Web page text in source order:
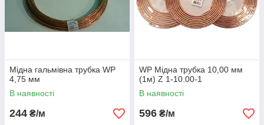
Мідна гальмівна трубка WP
4,75 мм
В наявності
244 ₴/м
WP Мідна трубка 10,00 мм
(1м) Z 1-10.00-1
В наявності
596 ₴/м